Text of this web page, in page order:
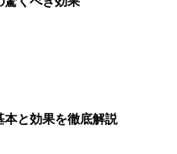
本と効果を徹底解説